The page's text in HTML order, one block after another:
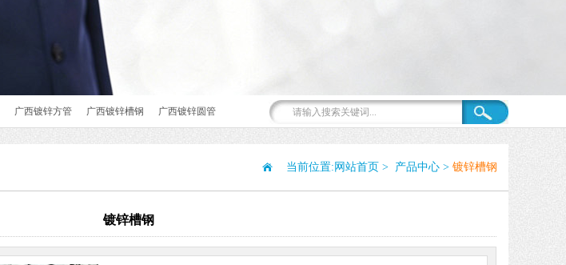
广西镀锌方管 广西镀锌槽钢 广西镀锌圆管
当前位置: 网站首页 > 产品中心 > 镀锌槽钢
镀锌槽钢